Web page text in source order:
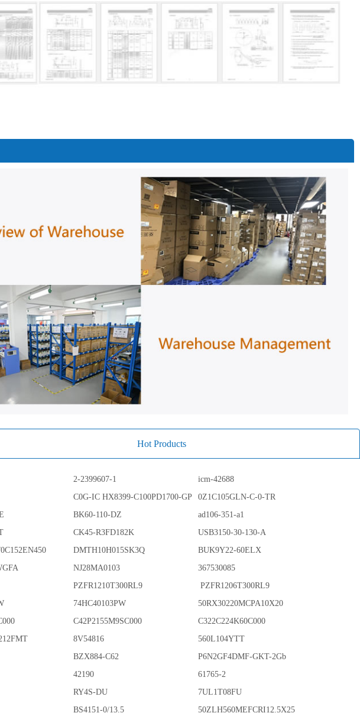
Hot Products
2-2399607-1
icm-42688
C0G-IC HX8399-C100PD1700-GP
0Z1C105GLN-C-0-TR
BK60-110-DZ
ad106-351-a1
CK45-R3FD182K
USB3150-30-130-A
DMTH10H015SK3Q
BUK9Y22-60ELX
NJ28MA0103
367530085
PZFR1210T300RL9
PZFR1206T300RL9
74HC40103PW
50RX30220MCPA10X20
C42P2155M9SC000
C322C224K60C000
8V54816
560L104YTT
BZX884-C62
P6N2GF4DMF-GKT-2Gb
42190
61765-2
RY4S-DU
7UL1T08FU
BS4151-0/13.5 50ZLH560MEFCRI12.5X25